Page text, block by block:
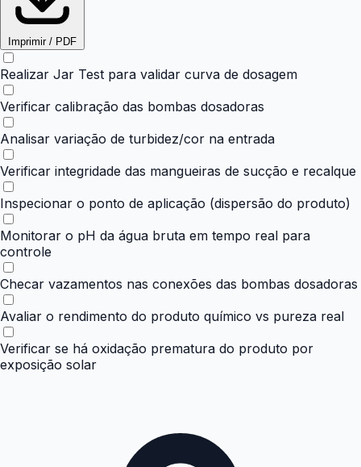
Imprimir / PDF
Realizar Jar Test para validar curva de dosagem
Verificar calibração das bombas dosadoras
Analisar variação de turbidez/cor na entrada
Verificar integridade das mangueiras de sucção e recalque
Inspecionar o ponto de aplicação (dispersão do produto)
Monitorar o pH da água bruta em tempo real para
controle
Checar vazamentos nas conexões das bombas dosadoras
Avaliar o rendimento do produto químico vs pureza real
Verificar se há oxidação prematura do produto por
exposição solar